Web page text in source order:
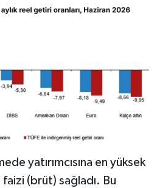
yatırımcısına en yüksek
(brüt) sağladı. Bu